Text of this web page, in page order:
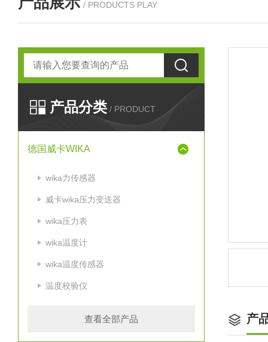
/ PRODUCTS PLAY
产品分类 / PRODUCT
德国威卡WIKA
wika力传感器
威卡wika压力变送器
wika压力表
wika温度计
wika温度传感器
温度校验仪
查看全部产品 产